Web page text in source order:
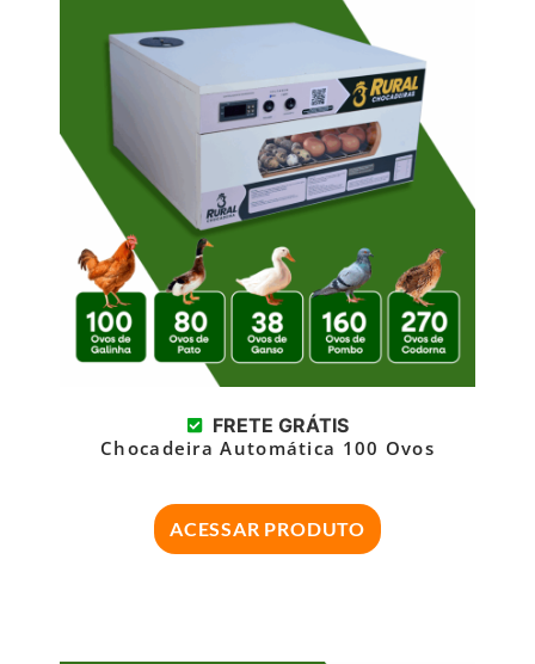
FRETE GRÁTIS
Chocadeira Automática 100 Ovos
ACESSAR PRODUTO